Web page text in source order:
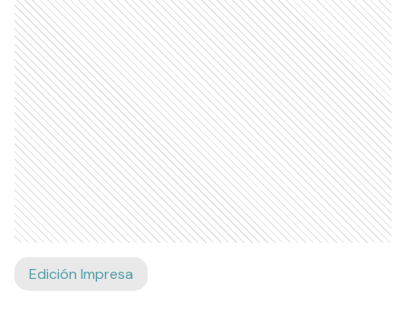
Edición Impresa